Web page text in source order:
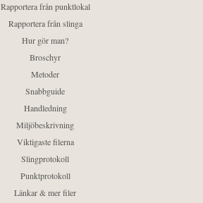
Rapportera från punktlokal
Rapportera från slinga
Hur gör man?
Broschyr
Metoder
Snabbguide
Handledning
Miljöbeskrivning
Viktigaste filerna
Slingprotokoll
Punktprotokoll
Länkar & mer filer